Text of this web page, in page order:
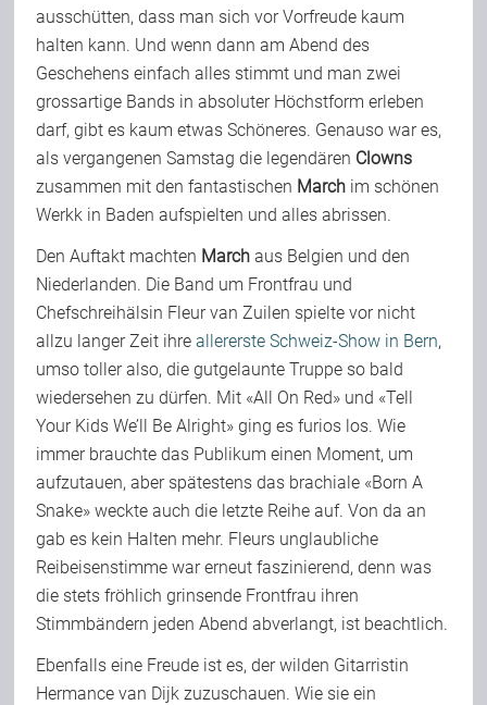
Team
Join Us
Support Us
Kalender
Playlisten
ausschütten, dass man sich vor Vorfreude kaum
halten kann. Und wenn dann am Abend des
Geschehens einfach alles stimmt und man zwei
grossartige Bands in absoluter Höchstform erleben
darf, gibt es kaum etwas Schöneres. Genauso war es,
als vergangenen Samstag die legendären Clowns
zusammen mit den fantastischen March im schönen
Werkk in Baden aufspielten und alles abrissen.
Den Auftakt machten March aus Belgien und den
Niederlanden. Die Band um Frontfrau und
Chefschreihälsin Fleur van Zuilen spielte vor nicht
allzu langer Zeit ihreallererste Schweiz-Show in Bern,
umso toller also, die gutgelaunte Truppe so bald
wiedersehen zu dürfen. Mit «All On Red» und «Tell
Your Kids We’ll Be Alright» ging es furios los. Wie
immer brauchte das Publikum einen Moment, um
aufzutauen, aber spätestens das brachiale «Born A
Snake» weckte auch die letzte Reihe auf. Von da an
gab es kein Halten mehr. Fleurs unglaubliche
Reibeisenstimme war erneut faszinierend, denn was
die stets fröhlich grinsende Frontfrau ihren
Stimmbändern jeden Abend abverlangt, ist beachtlich.
Ebenfalls eine Freude ist es, der wilden Gitarristin
Hermance van Dijk zuzuschauen. Wie sie ein